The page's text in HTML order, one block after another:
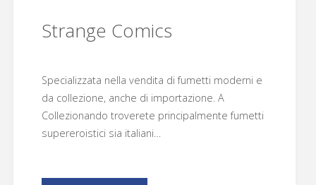
Strange Comics
Specializzata nella vendita di fumetti moderni e
da collezione, anche di importazione. A
Collezionando troverete principalmente fumetti
supereroistici sia italiani…